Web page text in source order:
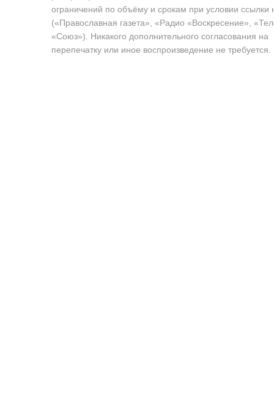
ограничений по объёму и срокам при условии ссылки
(«Православная газета», «Радио «Воскресение»,
«Союз»). Никакого дополнительного согласования на
перепечатку или иное воспроизведение не требуется.